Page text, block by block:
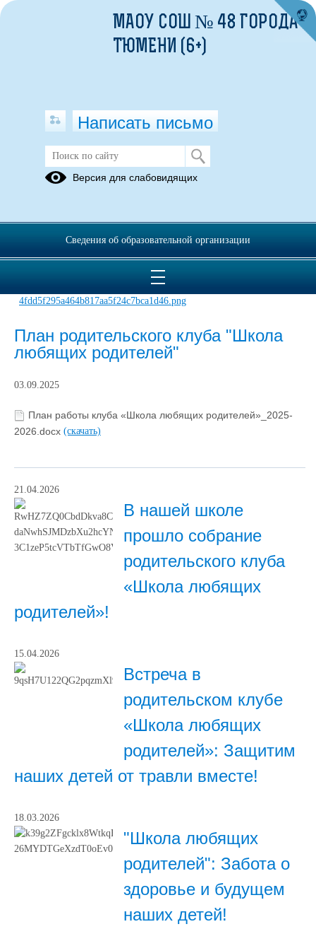
Родительский клуб "Школа любящих
родителей"
План родительского клуба "Школа
любящих родителей"
03.09.2025
План работы клуба «Школа любящих родителей»_2025-
2026.docx (скачать)
21.04.2026
В нашей школе
прошло собрание
родительского клуба
«Школа любящих
родителей»!
15.04.2026
Встреча в
родительском клубе
«Школа любящих
родителей»: Защитим
наших детей от травли вместе!
18.03.2026
"Школа любящих
родителей": Забота о
здоровье и будущем
наших детей!
МАОУ СОШ № 48 ГОРОДА
ТЮМЕНИ (6+)
Написать письмо
Версия для слабовидящих
Сведения об образовательной организации